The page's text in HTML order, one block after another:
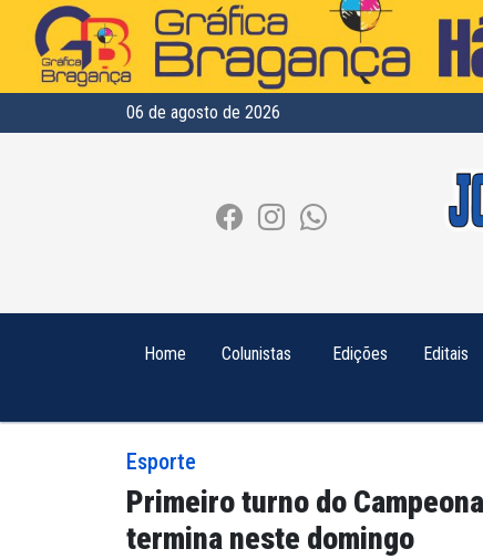
06 de agosto de 2026
Home Colunistas Edições Editais
Esporte
Primeiro turno do
termina neste domingo